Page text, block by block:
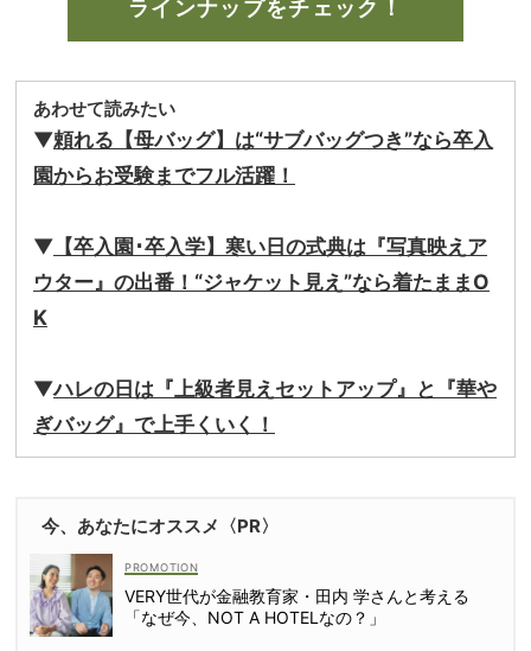
ラインナップをチェック！
あわせて読みたい
▼頼れる【母バッグ】は“サブバッグつき”なら卒入
園からお受験までフル活躍！
▼ 【卒入園･卒入学】寒い日の式典は『写真映えア
ウター』の出番！“ジャケット見え”なら着たままO
K
▼ハレの日は『上級者見えセットアップ』と『華や
ぎバッグ』で上手くいく！
今、あなたにオススメ〈PR〉
VERY世代が金融教育家・田内 学さんと考える
「なぜ今、NOT A HOTELなの？」